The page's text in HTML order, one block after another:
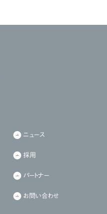
ニュース
採用
パートナー
お問い合わせ